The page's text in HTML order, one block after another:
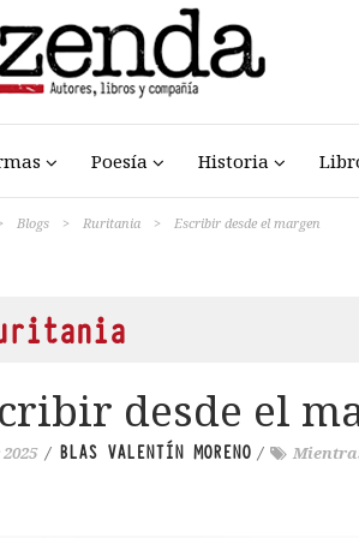
Poesía Historia
Blogs > Ruritania > Escribir desde el margen
desde el
/ BLAS VALENTÍN MORENO /